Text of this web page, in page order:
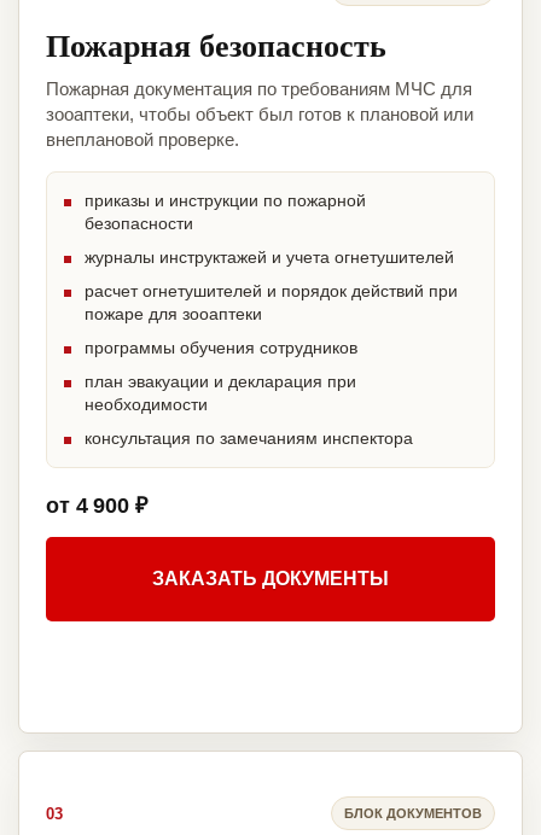
Пожарная безопасность
Пожарная документация по требованиям МЧС для
зооаптеки, чтобы объект был готов к плановой или
внеплановой проверке.
приказы и инструкции по пожарной
безопасности
журналы инструктажей и учета огнетушителей
расчет огнетушителей и порядок действий при
пожаре для зооаптеки
программы обучения сотрудников
план эвакуации и декларация при
необходимости
консультация по замечаниям инспектора
от 4 900 ₽
ЗАКАЗАТЬ ДОКУМЕНТЫ
03 БЛОК ДОКУМЕНТОВ